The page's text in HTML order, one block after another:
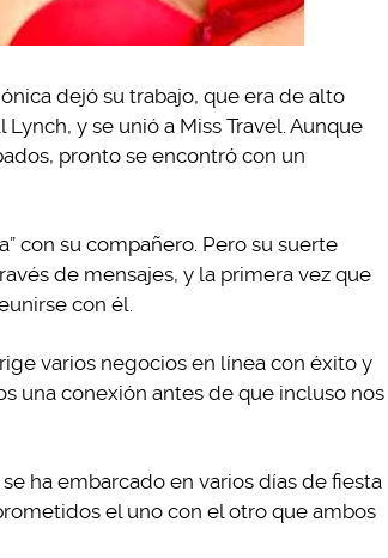
dejó su trabajo, que era de alto
y se unió a Miss Travel. Aunque
pronto se encontró con un
con su compañero. Pero su suerte
de mensajes, y la primera vez que
con él.
varios negocios en línea con éxito y
una conexión antes de que incluso nos
ha embarcado en varios días de fiesta
el uno con el otro que ambos